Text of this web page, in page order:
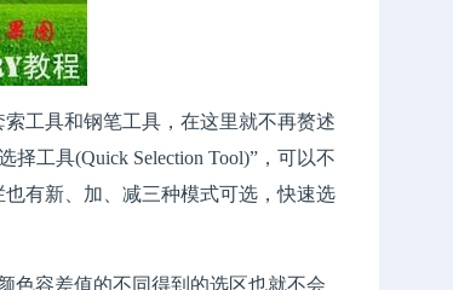
工具和钢笔工具，在这里就不再赘述
工具(Quick Selection Tool)”，可以不
有新、加、减三种模式可选，快速选
色容差值的不同得到的选区也就不会